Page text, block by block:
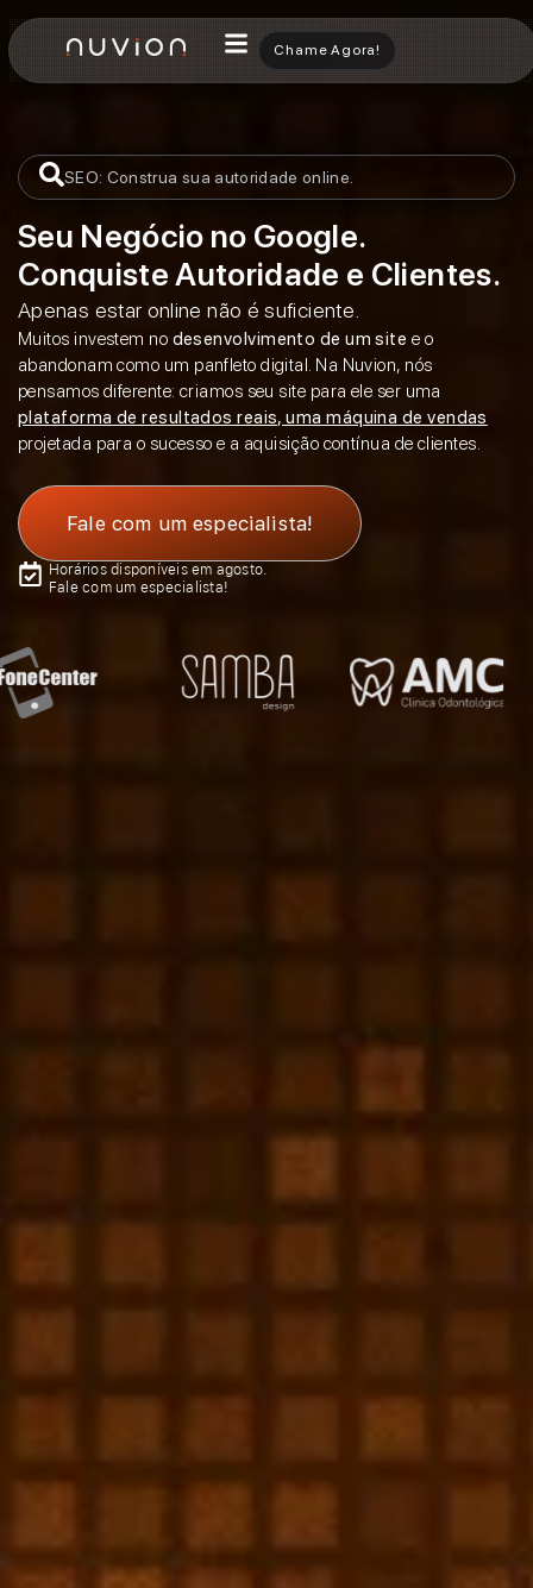
Chame Agora!
SEO: Construa sua autoridade online
Seu Negócio no Google.
Conquiste Autoridade e Clientes.
Apenas estar online não é suficiente.
Muitos investem no desenvolvimento de um site e o
abandonam como um panfleto digital. Na Nuvion, nós
pensamos diferente: criamos seu site para ele ser uma
plataforma de resultados reais, uma máquina de vendas
projetada para o sucesso e a aquisição contínua de clientes.
Fale com um especialista!
Horários disponíveis em agosto.
Fale com um especialista!